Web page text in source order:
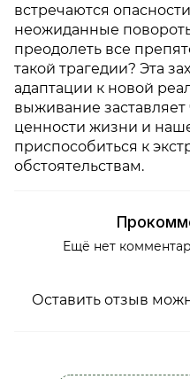
встречаются
неожиданные
преодолеть все
такой трагедии? Эта
адаптации к новой
выживание заставляет
ценности жизни и
приспособиться к
обстоятельствам.
Ещё нет
Оставить отзыв